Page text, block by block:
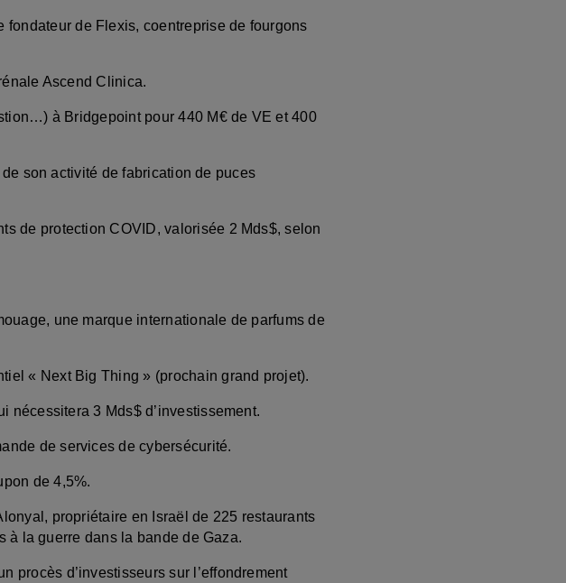
fondateur de Flexis, coentreprise de fourgons
Ascend Clinica.
à Bridgepoint pour 440 M€ de VE et 400
son activité de fabrication de puces
de protection COVID, valorisée 2 Mds$, selon
une marque internationale de parfums de
« Next Big Thing » (prochain grand projet).
nécessitera 3 Mds$ d’investissement.
de services de cybersécurité.
de 4,5%.
propriétaire en Israël de 225 restaurants
à la guerre dans la bande de Gaza.
procès d’investisseurs sur l’effondrement